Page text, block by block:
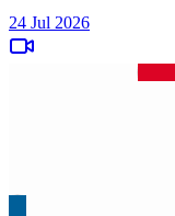
24 Jul 2026